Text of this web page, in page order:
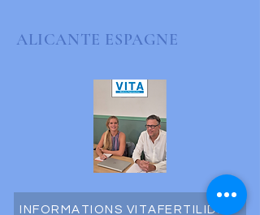
ALICANTE ESPAGNE
INFORMATIONS VITAFERTILIDAD